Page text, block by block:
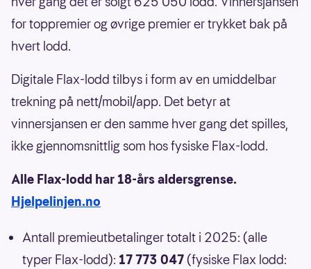
for toppremier og øvrige premier er trykket bak på
hvert lodd.
Digitale Flax-lodd tilbys i form av en umiddelbar
trekning på nett/mobil/app. Det betyr at
vinnersjansen er den samme hver gang det spilles,
ikke gjennomsnittlig som hos fysiske Flax-lodd.
Alle Flax-lodd har 18-års aldersgrense.
Hjelpelinjen.no
Antall premieutbetalinger totalt i 2025: (alle
typer Flax-lodd): 17 773 047 (fysiske Flax lodd: